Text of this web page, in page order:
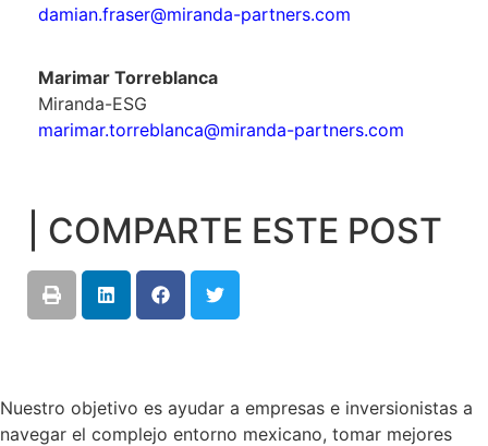
damian.fraser@miranda-partners.com
Marimar Torreblanca
Miranda-ESG
marimar.torreblanca@miranda-partners.com
| COMPARTE ESTE POST
Nuestro objetivo es ayudar a empresas e inversionistas a
navegar el complejo entorno mexicano, tomar mejores